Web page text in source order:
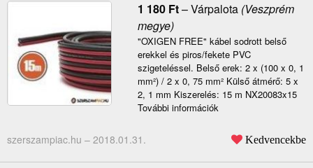
1 180 Ft–Várpalota(Veszprém
megye)
"OXIGEN FREE" kábel sodrott belső
erekkel és piros/fekete PVC
szigeteléssel. Belső erek: 2 x (100 x 0, 1
mm²) / 2 x 0, 75 mm² Külső átmérő: 5 x
2, 1 mm Kiszerelés: 15 m NX20083x15
További információk
szerszampiac.hu – 2018.01.31. Kedvencekbe